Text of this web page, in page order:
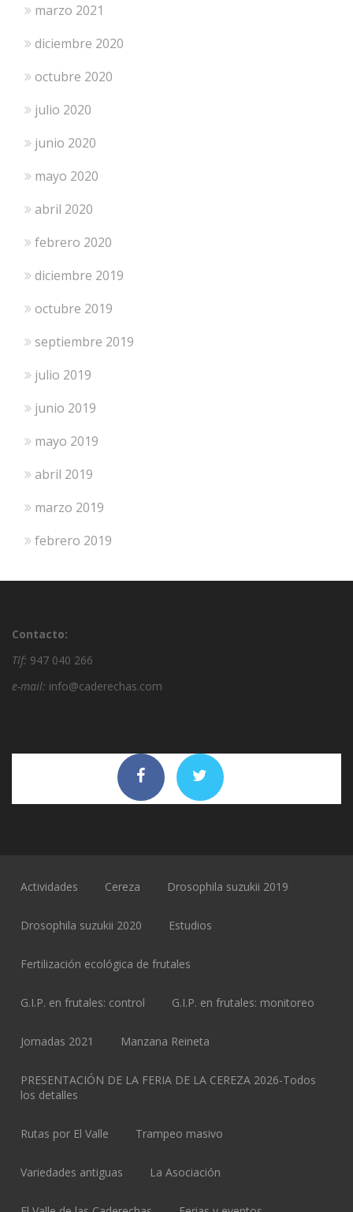
marzo 2021
diciembre 2020
octubre 2020
julio 2020
junio 2020
mayo 2020
abril 2020
febrero 2020
diciembre 2019
octubre 2019
septiembre 2019
julio 2019
junio 2019
mayo 2019
abril 2019
marzo 2019
febrero 2019
Contacto:
Tlf: 947 040 266
e-mail: info@caderechas.com
Actividades Cereza Drosophila suzukii 2019
Drosophila suzukii 2020 Estudios
Fertilización ecológica de frutales
G.I.P. en frutales: control G.I.P. en frutales: monitoreo
Jornadas 2021 Manzana Reineta
PRESENTACIÓN DE LA FERIA DE LA CEREZA 2026-Todos
los detalles
Rutas por El Valle Trampeo masivo
Variedades antiguas La Asociación